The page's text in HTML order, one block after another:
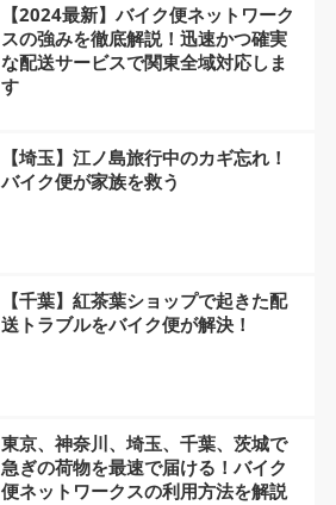
【2024最新】バイク便ネットワーク
スの強みを徹底解説！迅速かつ確実
な配送サービスで関東全域対応しま
す
【埼玉】江ノ島旅行中のカギ忘れ！
バイク便が家族を救う
【千葉】紅茶葉ショップで起きた配
送トラブルをバイク便が解決！
東京、神奈川、埼玉、千葉、茨城で
急ぎの荷物を最速で届ける！バイク
便ネットワークスの利用方法を解説